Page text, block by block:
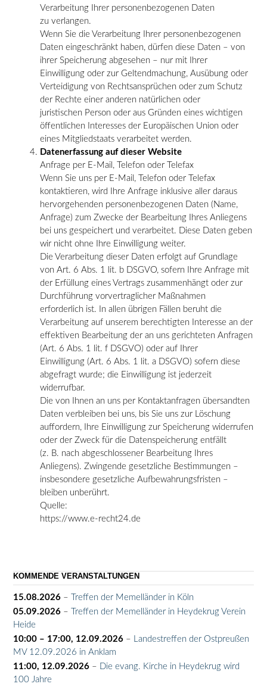
Verarbeitung Ihrer personenbezogenen Daten
zu verlangen.
Wenn Sie die Verarbeitung Ihrer personenbezogenen
Daten eingeschränkt haben, dürfen diese Daten – von
ihrer Speicherung abgesehen – nur mit Ihrer
Einwilligung oder zur Geltendmachung, Ausübung oder
Verteidigung von Rechtsansprüchen oder zum Schutz
der Rechte einer anderen natürlichen oder
juristischen Person oder aus Gründen eines wichtigen
öffentlichen Interesses der Europäischen Union oder
eines Mitgliedstaats verarbeitet werden.
Datenerfassung auf dieser Website
Anfrage per E-Mail, Telefon oder Telefax
Wenn Sie uns per E-Mail, Telefon oder Telefax
kontaktieren, wird Ihre Anfrage inklusive aller daraus
hervorgehenden personenbezogenen Daten (Name,
Anfrage) zum Zwecke der Bearbeitung Ihres Anliegens
bei uns gespeichert und verarbeitet. Diese Daten geben
wir nicht ohne Ihre Einwilligung weiter.
Die Verarbeitung dieser Daten erfolgt auf Grundlage
von Art. 6 Abs. 1 lit. b DSGVO, sofern Ihre Anfrage mit
der Erfüllung eines Vertrags zusammenhängt oder zur
Durchführung vorvertraglicher Maßnahmen
erforderlich ist. In allen übrigen Fällen beruht die
Verarbeitung auf unserem berechtigten Interesse an der
effektiven Bearbeitung der an uns gerichteten Anfragen
(Art. 6 Abs. 1 lit. f DSGVO) oder auf Ihrer
Einwilligung (Art. 6 Abs. 1 lit. a DSGVO) sofern diese
abgefragt wurde; die Einwilligung ist jederzeit
widerrufbar.
Die von Ihnen an uns per Kontaktanfragen übersandten
Daten verbleiben bei uns, bis Sie uns zur Löschung
auffordern, Ihre Einwilligung zur Speicherung widerrufen
oder der Zweck für die Datenspeicherung entfällt
(z. B. nach abgeschlossener Bearbeitung Ihres
Anliegens). Zwingende gesetzliche Bestimmungen –
insbesondere gesetzliche Aufbewahrungsfristen –
bleiben unberührt.
Quelle:
https://www.e-recht24.de
KOMMENDE VERANSTALTUNGEN
15.08.2026 –
Treffen der Memelländer in Köln
05.09.2026 –
Treffen der Memelländer in Heydekrug Verein
Heide
10:00 – 17:00, 12.09.2026 – Landestreffen der Ostpreußen
MV 12.09.2026 in Anklam
11:00, 12.09.2026 – Die evang. Kirche in Heydekrug wird
100 Jahre